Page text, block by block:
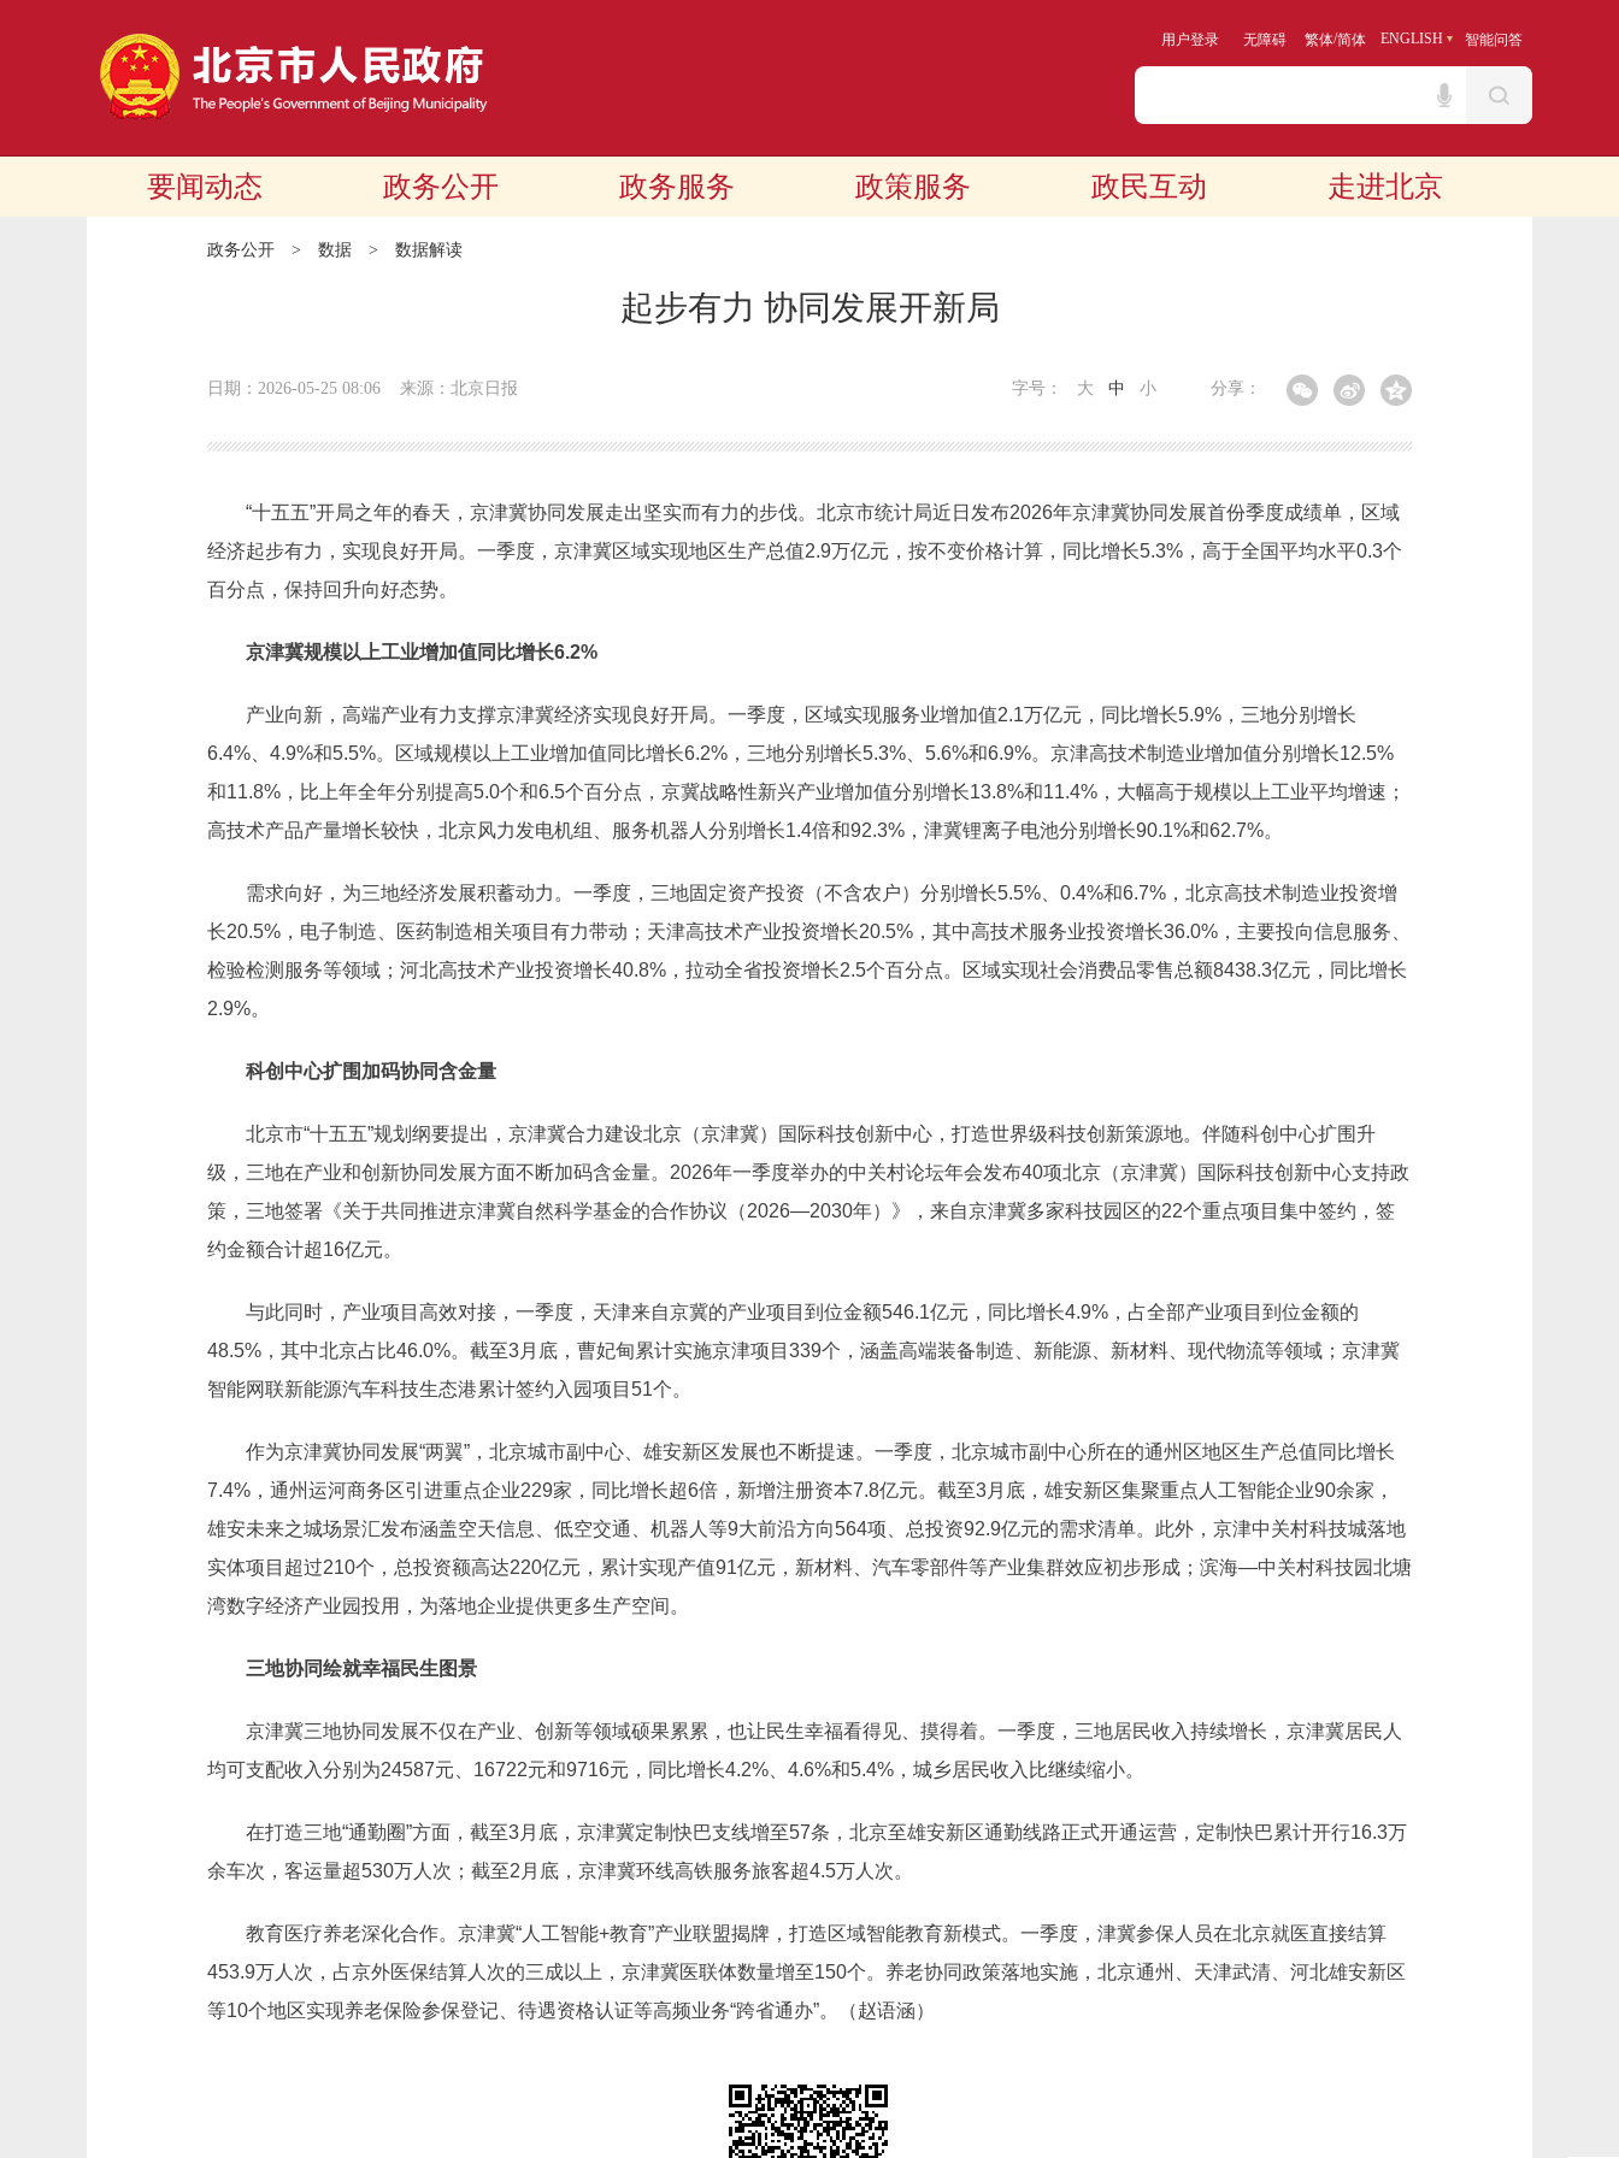
用户登录 无障碍 繁体/简体 ENGLISH 智能问答
要闻动态 政务公开 政务服务 政策服务 政民互动 走进北京
政务公开 > 数据 > 数据解读
起步有力 协同发展开新局
日期：2026-05-25 08:06 来源：北京日报 分享：
字号： 大 中 小
“十五五”开局之年的春天，京津冀协同发展走出坚实而有力的步伐。北京市统计局近日发布2026年京津冀协同发展首份季度成绩单，区域
经济起步有力，实现良好开局。一季度，京津冀区域实现地区生产总值2.9万亿元，按不变价格计算，同比增长5.3%，高于全国平均水平0.3个
百分点，保持回升向好态势。
京津冀规模以上工业增加值同比增长6.2%
产业向新，高端产业有力支撑京津冀经济实现良好开局。一季度，区域实现服务业增加值2.1万亿元，同比增长5.9%，三地分别增长
6.4%、4.9%和5.5%。区域规模以上工业增加值同比增长6.2%，三地分别增长5.3%、5.6%和6.9%。京津高技术制造业增加值分别增长12.5%
和11.8%，比上年全年分别提高5.0个和6.5个百分点，京冀战略性新兴产业增加值分别增长13.8%和11.4%，大幅高于规模以上工业平均增速；
高技术产品产量增长较快，北京风力发电机组、服务机器人分别增长1.4倍和92.3%，津冀锂离子电池分别增长90.1%和62.7%。
需求向好，为三地经济发展积蓄动力。一季度，三地固定资产投资（不含农户）分别增长5.5%、0.4%和6.7%，北京高技术制造业投资增
长20.5%，电子制造、医药制造相关项目有力带动；天津高技术产业投资增长20.5%，其中高技术服务业投资增长36.0%，主要投向信息服务、
检验检测服务等领域；河北高技术产业投资增长40.8%，拉动全省投资增长2.5个百分点。区域实现社会消费品零售总额8438.3亿元，同比增长
2.9%。
科创中心扩围加码协同含金量
北京市“十五五”规划纲要提出，京津冀合力建设北京（京津冀）国际科技创新中心，打造世界级科技创新策源地。伴随科创中心扩围升
级，三地在产业和创新协同发展方面不断加码含金量。2026年一季度举办的中关村论坛年会发布40项北京（京津冀）国际科技创新中心支持政
策，三地签署《关于共同推进京津冀自然科学基金的合作协议（2026—2030年）》，来自京津冀多家科技园区的22个重点项目集中签约，签
约金额合计超16亿元。
与此同时，产业项目高效对接，一季度，天津来自京冀的产业项目到位金额546.1亿元，同比增长4.9%，占全部产业项目到位金额的
48.5%，其中北京占比46.0%。截至3月底，曹妃甸累计实施京津项目339个，涵盖高端装备制造、新能源、新材料、现代物流等领域；京津冀
智能网联新能源汽车科技生态港累计签约入园项目51个。
作为京津冀协同发展“两翼”，北京城市副中心、雄安新区发展也不断提速。一季度，北京城市副中心所在的通州区地区生产总值同比增长
7.4%，通州运河商务区引进重点企业229家，同比增长超6倍，新增注册资本7.8亿元。截至3月底，雄安新区集聚重点人工智能企业90余家，
雄安未来之城场景汇发布涵盖空天信息、低空交通、机器人等9大前沿方向564项、总投资92.9亿元的需求清单。此外，京津中关村科技城落地
实体项目超过210个，总投资额高达220亿元，累计实现产值91亿元，新材料、汽车零部件等产业集群效应初步形成；滨海—中关村科技园北塘
湾数字经济产业园投用，为落地企业提供更多生产空间。
三地协同绘就幸福民生图景
京津冀三地协同发展不仅在产业、创新等领域硕果累累，也让民生幸福看得见、摸得着。一季度，三地居民收入持续增长，京津冀居民人
均可支配收入分别为24587元、16722元和9716元，同比增长4.2%、4.6%和5.4%，城乡居民收入比继续缩小。
在打造三地“通勤圈”方面，截至3月底，京津冀定制快巴支线增至57条，北京至雄安新区通勤线路正式开通运营，定制快巴累计开行16.3万
余车次，客运量超530万人次；截至2月底，京津冀环线高铁服务旅客超4.5万人次。
教育医疗养老深化合作。京津冀“人工智能+教育”产业联盟揭牌，打造区域智能教育新模式。一季度，津冀参保人员在北京就医直接结算
453.9万人次，占京外医保结算人次的三成以上，京津冀医联体数量增至150个。养老协同政策落地实施，北京通州、天津武清、河北雄安新区
等10个地区实现养老保险参保登记、待遇资格认证等高频业务“跨省通办”。（赵语涵）